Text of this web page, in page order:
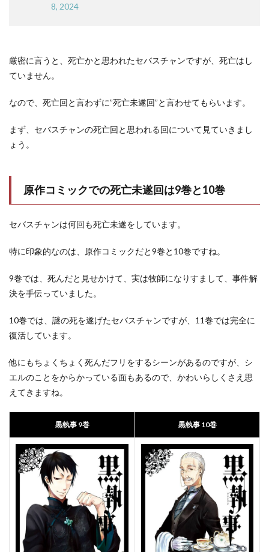
8, 2024
厳密に言うと、死亡かと思われたセバスチャンですが、死亡はし
ていません。
なので、死亡回と言わずに”死亡未遂回”と言わせてもらいます。
まず、セバスチャンの死亡回と思われる回について見ていきまし
ょう。
原作コミックでの死亡未遂回は9巻と10巻
セバスチャンは何回も死亡未遂をしています。
特に印象的なのは、原作コミックだと9巻と10巻ですね。
9巻では、死んだと見せかけて、実は牧師になりすまして、事件解
決を手伝っていました。
10巻では、謎の死を遂げたセバスチャンですが、11巻では完全に
復活しています。
他にもちょくちょく死んだフリをするシーンがあるのですが、シ
エルのことをからかっている面もあるので、かわいらしくさえ思
えてきますね。
黒執事 9巻 黒執事 10巻